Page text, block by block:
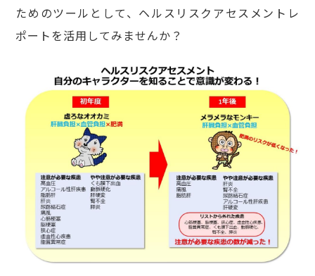
ためのツールとして、ヘルスリスクアセスメントレ
ポートを活用してみませんか？